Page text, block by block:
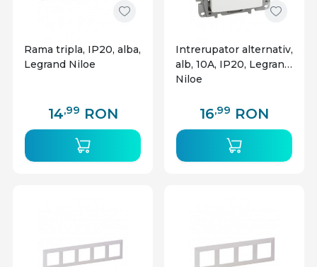
Rama tripla, IP20, alba,
Legrand Niloe
14,99 RON
Intrerupator alternativ,
alb, 10A, IP20, Legrand
Niloe
16,99 RON